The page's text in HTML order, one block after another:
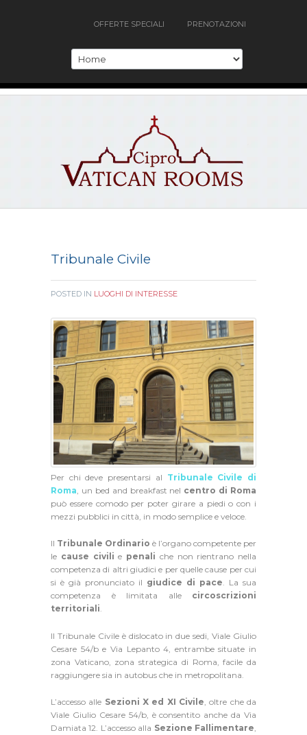
OFFERTE SPECIALI PRENOTAZIONI
Tribunale Civile
POSTED IN LUOGHI DI INTERESSE
Per chi deve presentarsi al Tribunale Civile di
Roma, un bed and breakfast nel centro di Roma
può essere comodo per poter girare a piedi o con i
mezzi pubblici in città, in modo semplice e veloce.
Il Tribunale Ordinario è l’organo competente per
le cause civili e penali che non rientrano nella
competenza di altri giudici e per quelle cause per cui
si è già pronunciato il giudice di pace. La sua
competenza è limitata alle circoscrizioni
territoriali.
Il Tribunale Civile è dislocato in due sedi, Viale Giulio
Cesare 54/b e Via Lepanto 4, entrambe situate in
zona Vaticano, zona strategica di Roma, facile da
raggiungere sia in autobus che in metropolitana.
L’accesso alle Sezioni X ed XI Civile, oltre che da
Viale Giulio Cesare 54/b, è consentito anche da Via
Damiata 12. L’accesso alla Sezione Fallimentare,